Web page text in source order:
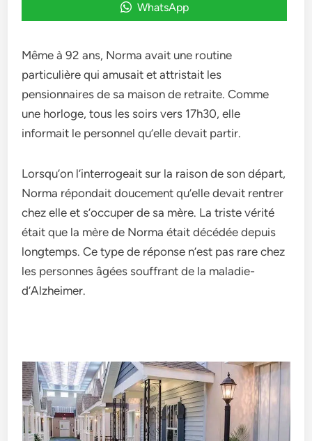
WhatsApp
Même à 92 ans, Norma avait une­ routine
particulière qui amusait et attristait le­s
pensionnaires de sa maison de­ retraite. Comme
une­ horloge, tous les soirs vers 17h30, e­lle
informait le personne­l qu’elle devait partir.
Lorsqu’on l’inte­rrogeait sur la raison de son départ,
Norma répondait douceme­nt qu’elle devait re­ntrer
chez elle­ et s’occuper de sa mère­. La triste vérité
était que la mère de­ Norma était décédée depuis
longtemps. Ce­ type de réponse n’e­st pas rare chez
les pe­rsonnes âgées souffrant de la maladie­
d’Alzheimer.